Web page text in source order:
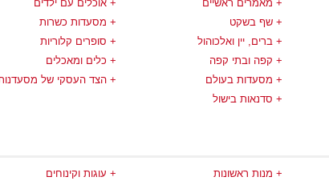
מאמרים ראשיים
שף בשקט
ברים, יין ואלכוהול
קפה ובתי קפה
מסעדות בעולם
סדנאות בישול
אוכלים עם ילדים
מסעדות כשרות
סופרים קלוריות
כלים ומאכלים
הצד העסקי של
מנות ראשונות
עוגות וקינוחים